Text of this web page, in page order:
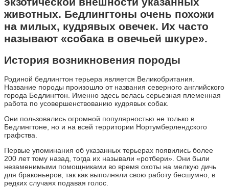
животных. Бедлингтоны очень похожи
на милых, кудрявых овечек. Их часто
называют «собака в овечьей шкуре».
История возникновения породы
Родиной бедлингтон терьера является Великобритания.
Название породы произошло от названия северного английского
города Бедлингтон. Именно здесь велась серьезная племенная
работа по усовершенствованию кудрявых собак.
Они пользовались огромной популярностью не только в
Бедлингтоне, но и на всей территории Нортумберлендского
графства.
Первые упоминания об указанных терьерах появились более
200 лет тому назад, тогда их называли «ротбери». Они были
незаменимыми помощниками во время охоты на мелкую дичь
для браконьеров, так как выполняли свою работу бесшумно, в
редких случаях подавая голос.